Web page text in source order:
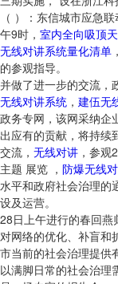
（ ）：东信城市应急
午9时， 室内全向吸顶
无线对讲系统量化清单
的参观指导。
并做了进一步的交流，
无线对讲系统 ， 建伍无
政务专网，该网采纳企
出应有的贡献，将持续
交流， 无线对讲 ，参
主题 展览 ， 防爆无线
水平和政府社会治理的
设及运营。
28日上午进行的春回燕
对网络的优化、补盲和
市当前的社会治理提供
以满脚日常的社会治理